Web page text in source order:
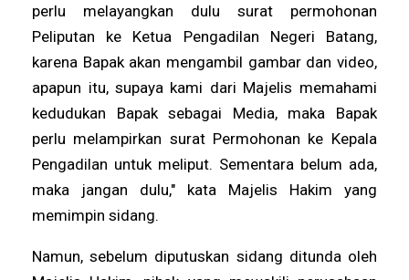
perlu melayangkan dulu surat permohonan
Peliputan ke Ketua Pengadilan Negeri Batang,
karena Bapak akan mengambil gambar dan video,
apapun itu, supaya kami dari Majelis memahami
kedudukan Bapak sebagai Media, maka Bapak
perlu melampirkan surat Permohonan ke Kepala
Pengadilan untuk meliput. Sementara belum ada,
maka jangan dulu," kata Majelis Hakim yang
memimpin sidang.
Namun, sebelum diputuskan sidang ditunda oleh